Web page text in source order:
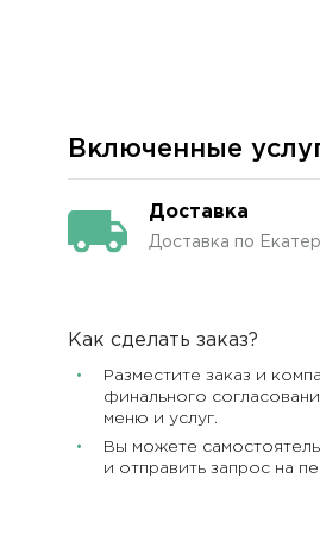
Включенные
Доставка
Доставка по
Как сделать заказ?
Разместите заказ и
финального
меню и услуг.
Вы можете
и отправить запрос на